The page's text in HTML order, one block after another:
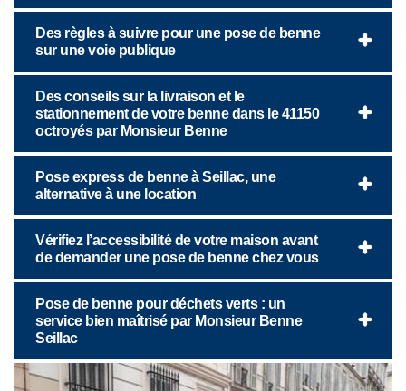
Des règles à suivre pour une pose de benne
sur une voie publique
Des conseils sur la livraison et le
stationnement de votre benne dans le 41150
octroyés par Monsieur Benne
Pose express de benne à Seillac, une
alternative à une location
Vérifiez l’accessibilité de votre maison avant
de demander une pose de benne chez vous
Pose de benne pour déchets verts : un
service bien maîtrisé par Monsieur Benne
Seillac